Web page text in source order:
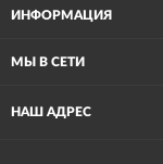
ИНФОРМАЦИЯ
МЫ В СЕТИ
НАШ АДРЕС